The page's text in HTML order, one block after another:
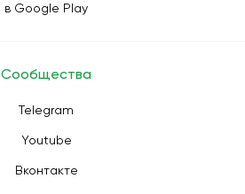
в Google Play
Сообщества
Telegram
Youtube
Вконтакте